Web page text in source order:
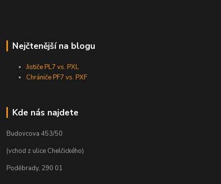
Nejčtenější na blogu
Jističe PL7 vs. PXL
Chrániče PF7 vs. PXF
Kde nás najdete
Budovcova 453/50
(vchod z ulice Chelčického)
Poděbrady, 290 01